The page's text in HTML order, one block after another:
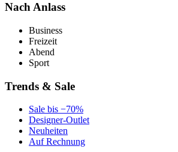
Nach Anlass
Business
Freizeit
Abend
Sport
Trends & Sale
Sale bis −70%
Designer-Outlet
Neuheiten
Auf Rechnung